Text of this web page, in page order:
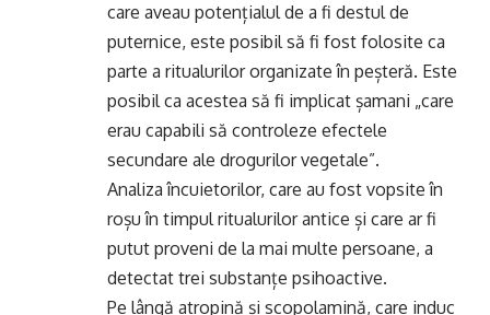
care aveau potențialul de a fi destul de
puternice, este posibil să fi fost folosite ca
parte a ritualurilor organizate în peșteră. Este
posibil ca acestea să fi implicat șamani „care
erau capabili să controleze efectele
secundare ale drogurilor vegetale”.
Analiza încuietorilor, care au fost vopsite în
roșu în timpul ritualurilor antice și care ar fi
putut proveni de la mai multe persoane, a
detectat trei substanțe psihoactive.
Pe lângă atropină și scopolamină, care induc